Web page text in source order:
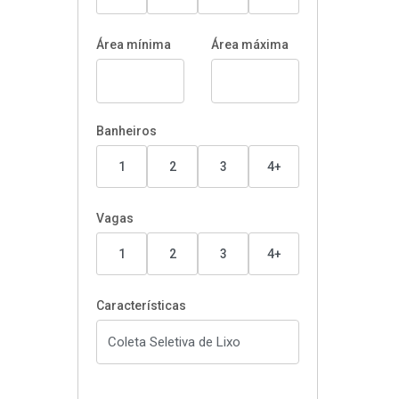
Área mínima Área máxima
Banheiros
1 2 3 4+
Vagas
1 2 3 4+
Características